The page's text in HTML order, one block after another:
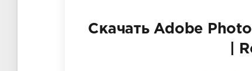
Скачать Adobe
|